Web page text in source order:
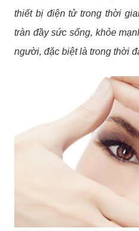
thiết bị điện tử trong thời
tràn đầy sức sống, khỏe
người, đặc biệt là trong thời